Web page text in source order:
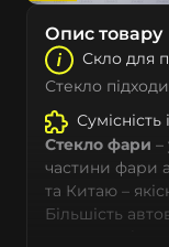
Опис товару
Скло для
Стекло
Стекло фари –
частини фари
та Китаю –
Більшість
тому не слід